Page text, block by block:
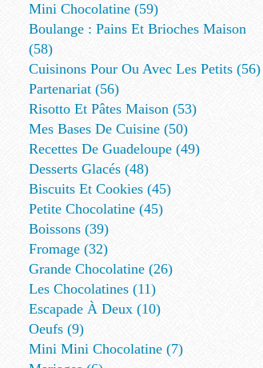
Mini Chocolatine (59)
Boulange : Pains Et Brioches Maison
(58)
Cuisinons Pour Ou Avec Les Petits (56)
Partenariat (56)
Risotto Et Pâtes Maison (53)
Mes Bases De Cuisine (50)
Recettes De Guadeloupe (49)
Desserts Glacés (48)
Biscuits Et Cookies (45)
Petite Chocolatine (45)
Boissons (39)
Fromage (32)
Grande Chocolatine (26)
Les Chocolatines (11)
Escapade À Deux (10)
Oeufs (9)
Mini Mini Chocolatine (7)